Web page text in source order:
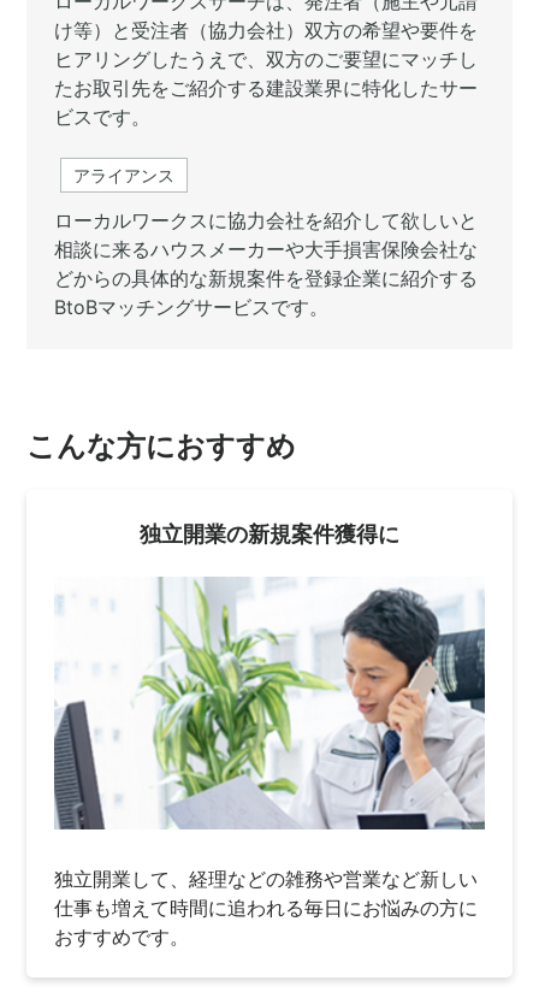
け等）と受注者（協力会社）双方の希望や要件を
ヒアリングしたうえで、双方のご要望にマッチし
たお取引先をご紹介する建設業界に特化したサー
ビスです。
アライアンス
ローカルワークスに協力会社を紹介して欲しいと
相談に来るハウスメーカーや大手損害保険会社な
どからの具体的な新規案件を登録企業に紹介する
BtoBマッチングサービスです。
こんな方におすすめ
独立開業の新規案件獲得に
独立開業して、経理などの雑務や営業など新しい
仕事も増えて時間に追われる毎日にお悩みの方に
おすすめです。